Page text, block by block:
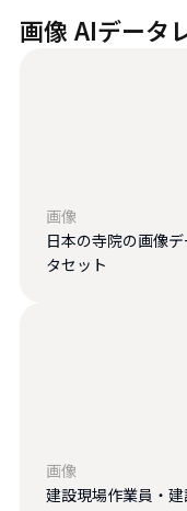
画像 AIデータ
画像
日本の寺院の画像デ
タセット
画像
建設現場作業員・